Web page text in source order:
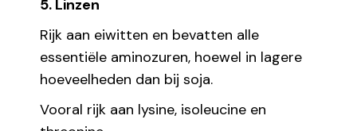
5. Linzen
Rijk aan eiwitten en bevatten alle
essentiële aminozuren, hoewel in lagere
hoeveelheden dan bij soja.
Vooral rijk aan lysine, isoleucine en